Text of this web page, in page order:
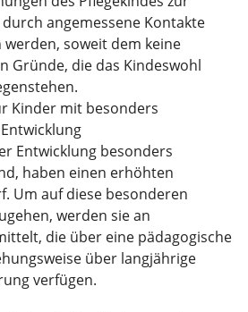
angemessene Kontakte
soweit dem keine
Gründe, die das Kindeswohl
Kinder mit besonders
Entwicklung besonders
haben einen erhöhten
Um auf diese besonderen
werden sie an
die über eine pädagogische
über langjährige
verfügen.